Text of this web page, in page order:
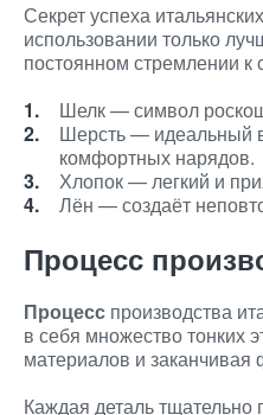
Секрет успеха
использовании только
постоянном стремлении к
Шелк — символ
Шерсть — идеальный
комфортных нарядов.
Хлопок — легкий и
Лён — создаёт
Процесс
Процесс производства
в себя множество тонких
материалов и заканчивая
Каждая деталь тщательно